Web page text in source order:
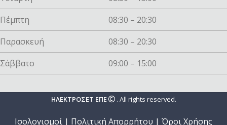
Πέμπτη
08:30 – 20:30
Παρασκευή
08:30 – 20:30
Σάββατο
09:00 – 15:00
ΗΛΕΚΤΡΟΣΕΤ ΕΠΕ . All rights reserved.
Ισολογισμοί | Πολιτική Απορρήτου | Όροι Χρήσης